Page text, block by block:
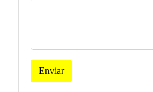
Enviar